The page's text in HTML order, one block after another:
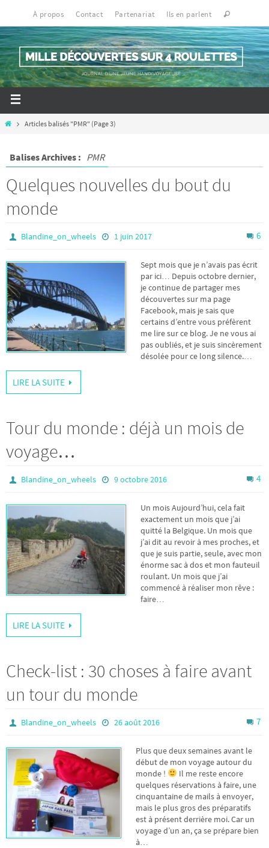
À propos Contact Partenariat Ils en parlent
Articles balisés "PMR" (Page 3)
Balises Archives : PMR
Quelques nouvelles du bout du
monde
Blandine_on_wheels 1 juin 2017 6
Sept mois que je n’avais pas écrit
par ici… Depuis octobre dernier,
je continue de partager mes
découvertes sur ma page
Facebook, mais je sais que
certains d’entre vous préfèrent
me lire sur ce blog. Je ne vous ai
pas oubliés, et je suis sincèrement
désolée pour ce long silence.…
LIRE LA SUITE
Tour du monde : déjà un mois de
voyage…
Blandine_on_wheels 9 octobre 2016 4
Un mois Aujourd’hui, cela fait
exactement un mois que j’ai
quitté la Belgique. Un mois que
j’ai dit au revoir à mes proches, et
que je suis partie, seule, avec mon
énorme sac à dos et mon fauteuil
roulant. Un mois que j’ai
commencé à réaliser mon rêve :
faire…
LIRE LA SUITE
Check-list : 30 choses à faire avant
un tour du monde
Blandine_on_wheels 26 août 2016 7
Plus que deux semaines avant le
début de mon voyage autour du
monde !
Il me reste encore
quelques réservations à faire, une
cinquantaine de mails à envoyer,
mais le plus gros des préparatifs
est à présent derrière moi. Car un
voyage d’un an, ça se prépare bien
à…